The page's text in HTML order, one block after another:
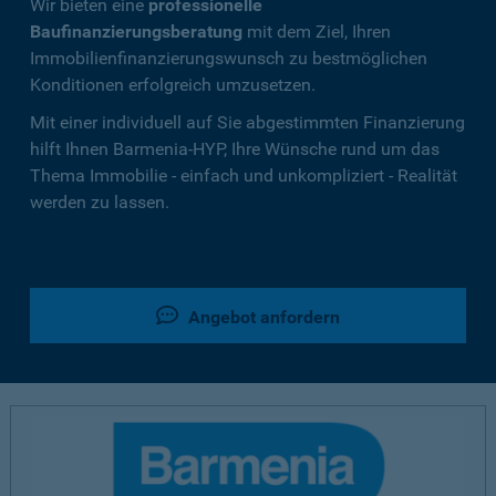
Wir bieten eine professionelle
Baufinanzierungsberatung mit dem Ziel, Ihren
Immobilienfinanzierungswunsch zu bestmöglichen
Konditionen erfolgreich umzusetzen.
Mit einer individuell auf Sie abgestimmten Finanzierung
hilft Ihnen Barmenia-HYP, Ihre Wünsche rund um das
Thema Immobilie - einfach und unkompliziert - Realität
werden zu lassen.
Angebot anfordern